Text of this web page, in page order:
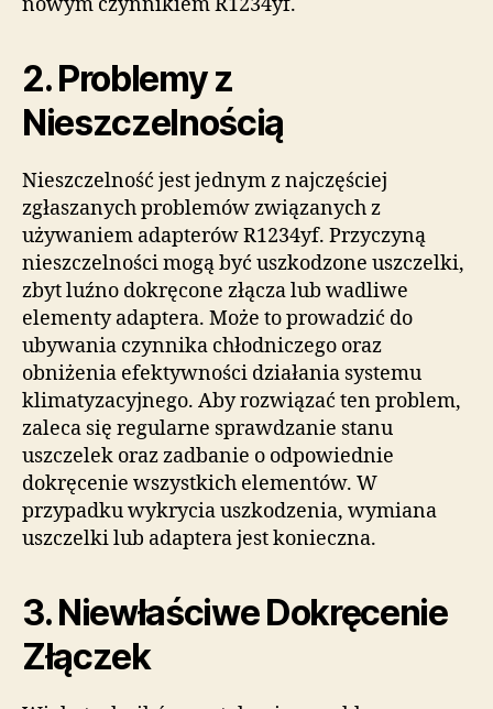
2. Problemy z
Nieszczelnością
Nieszczelność jest jednym z najczęściej
zgłaszanych problemów związanych z
używaniem adapterów R1234yf. Przyczyną
nieszczelności mogą być uszkodzone uszczelki,
zbyt luźno dokręcone złącza lub wadliwe
elementy adaptera. Może to prowadzić do
ubywania czynnika chłodniczego oraz
obniżenia efektywności działania systemu
klimatyzacyjnego. Aby rozwiązać ten problem,
zaleca się regularne sprawdzanie stanu
uszczelek oraz zadbanie o odpowiednie
dokręcenie wszystkich elementów. W
przypadku wykrycia uszkodzenia, wymiana
uszczelki lub adaptera jest konieczna.
3. Niewłaściwe Dokręcenie
Złączek